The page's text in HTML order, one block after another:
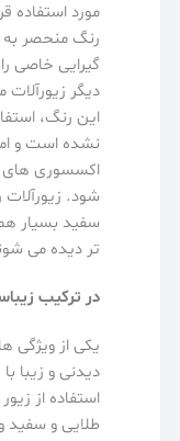
مورد استفاده
رنگ منحصر
گیرایی خاصی
دیگر
این رنگ،
نشده است و
اکسسوری های
شود. زیورآلات
سفید بسیار
تر دیده می
در ترکیب
یکی از ویژگی
دیدنی و زیبا
استفاده از
طلایی و سفید